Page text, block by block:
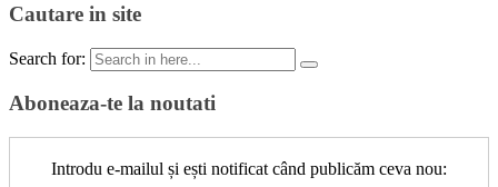
Cautare in site
Search for:
Aboneaza-te la noutati
Introdu e-mailul și ești notificat când publicăm ceva nou: